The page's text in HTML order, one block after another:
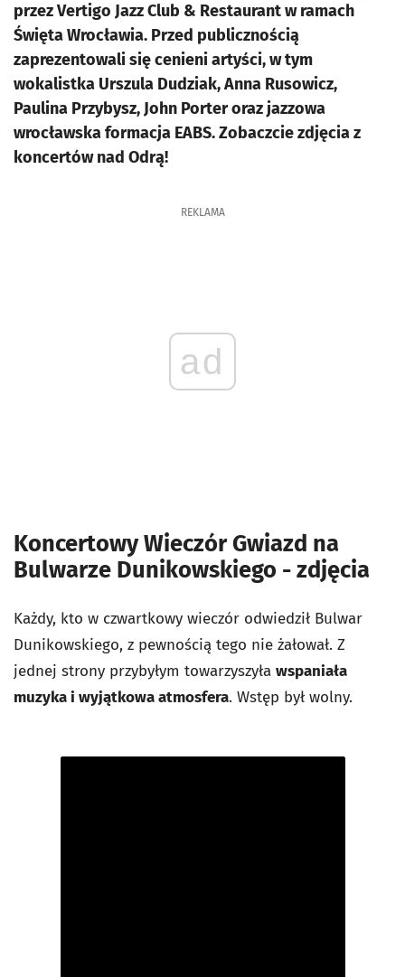
przez Vertigo Jazz Club & Restaurant w ramach
Święta Wrocławia. Przed publicznością
zaprezentowali się cenieni artyści, w tym
wokalistka Urszula Dudziak, Anna Rusowicz,
Paulina Przybysz, John Porter oraz jazzowa
wrocławska formacja EABS. Zobaczcie zdjęcia z
koncertów nad Odrą!
REKLAMA
ad
Koncertowy Wieczór Gwiazd na
Bulwarze Dunikowskiego - zdjęcia
Każdy, kto w czwartkowy wieczór odwiedził Bulwar
Dunikowskiego, z pewnością tego nie żałował. Z
jednej strony przybyłym towarzyszyła wspaniała
muzyka i wyjątkowa atmosfera. Wstęp był wolny.